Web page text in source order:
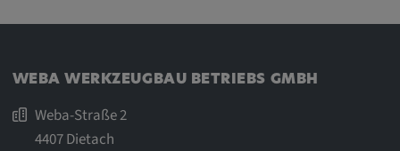
WEBA WERKZEUGBAU BETRIEBS GMBH
Weba-Straße 2
4407 Dietach